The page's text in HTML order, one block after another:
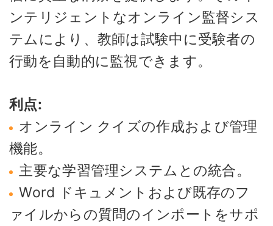
ンテリジェントなオンライン監督シス
テムにより、教師は試験中に受験者の
行動を自動的に監視できます。
利点:
オンライン クイズの作成および管理
機能。
主要な学習管理システムとの統合。
Word ドキュメントおよび既存のフ
ァイルからの質問のインポートをサポ